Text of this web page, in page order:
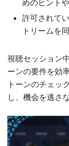
めのヒント
許可されて
トリームを
視聴セッション
ーンの要件を効
トーンのチェッ
し、機会を逃さ